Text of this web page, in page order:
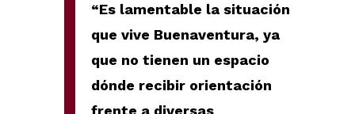
“Es lamentable la situación
que vive Buenaventura, ya
que no tienen un espacio
dónde recibir orientación
frente a diversas